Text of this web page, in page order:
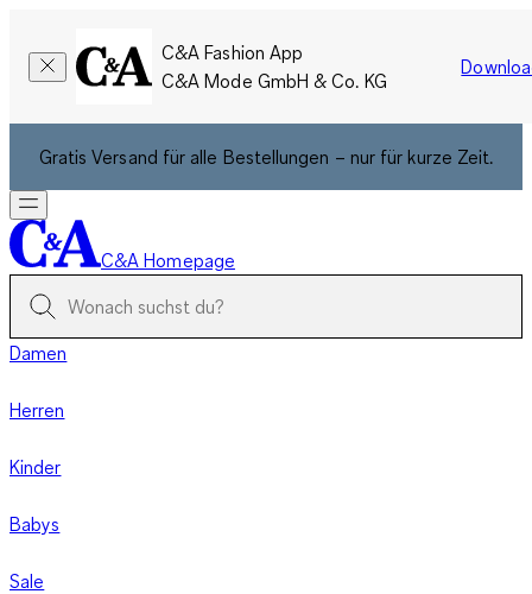
C&A Fashion App
C&A Mode GmbH & Co. KG
Gratis Versand für alle Bestellungen – nur für kurze Zeit.
C&A Homepage
Damen
Herren
Kinder
Babys
Sale